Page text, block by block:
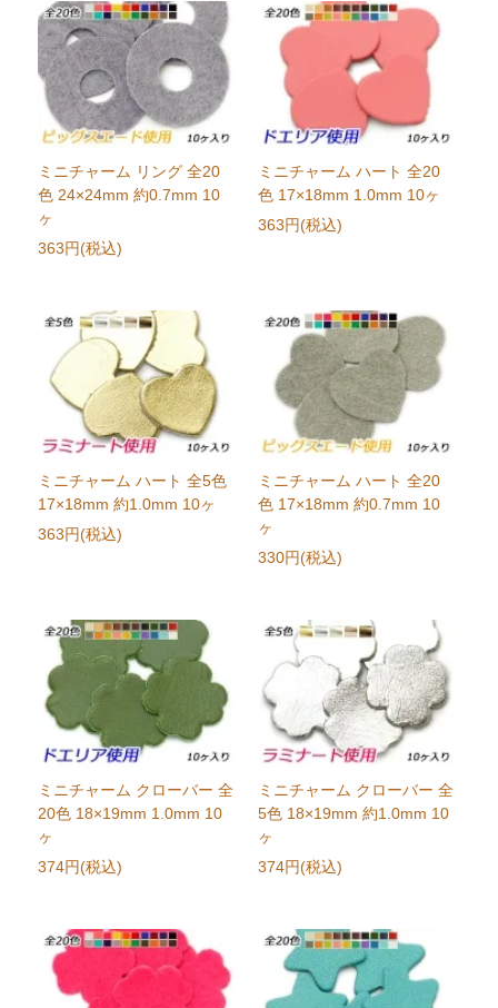
ミニチャーム リング 全20
色 24×24mm 約0.7mm 10
ヶ
363円(税込)
ミニチャーム ハート 全20
色 17×18mm 1.0mm 10ヶ
363円(税込)
ミニチャーム ハート 全5色
17×18mm 約1.0mm 10ヶ
363円(税込)
ミニチャーム ハート 全20
色 17×18mm 約0.7mm 10
ヶ
330円(税込)
ミニチャーム クローバー 全
20色 18×19mm 1.0mm 10
ヶ
374円(税込)
ミニチャーム クローバー 全
5色 18×19mm 約1.0mm 10
ヶ
374円(税込)